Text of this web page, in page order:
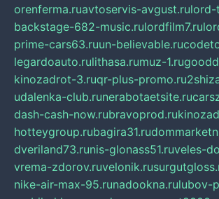
orenferma.ruavtoservis-avgust.rulord-
backstage-682-music.rulordfilm7.ru
prime-cars63.ruun-believable.ru
legardoauto.rulithasa.rumuz-1.ru
kinozadrot-3.ruqr-plus-promo.ru
udalenka-club.runerabotaetsite.ru
dash-cash-now.rubravoprod.ru
hotteygroup.rubagira31.ru
dveriland73.runis-glonass51.ruveles-
vrema-zdorov.ruvelonik.ru
nike-air-max-95.runadookna.rulubov-